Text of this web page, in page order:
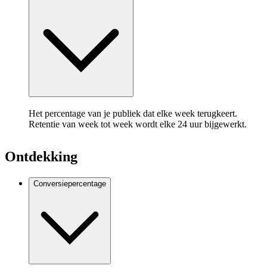
Het percentage van je publiek dat elke week terugkeert.
Retentie van week tot week wordt elke 24 uur bijgewerkt.
Ontdekking
Conversiepercentage